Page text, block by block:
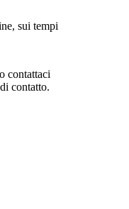
sui tempi
contattaci
contatto.